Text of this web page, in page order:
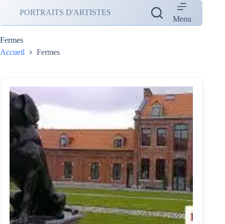
contenu
PORTRAITS D'ARTISTES
Menu
Fermes
Accueil
Fermes